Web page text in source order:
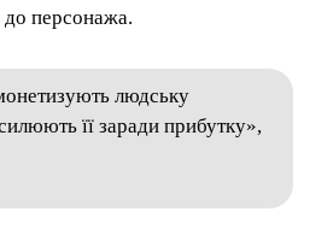
до персонажа.
людську
її заради прибутку»,